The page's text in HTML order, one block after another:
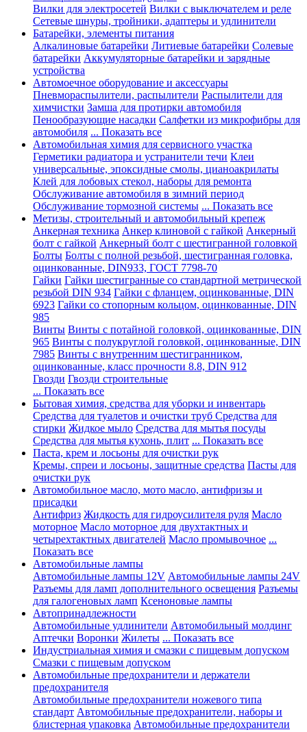
Вилки для электросетей Вилки с выключателем и реле
Сетевые шнуры, тройники, адаптеры и удлинители
Батарейки, элементы питания
Алкалиновые батарейки Литиевые батарейки Солевые
батарейки Аккумуляторные батарейки и зарядные
устройства
Автомоечное оборудование и аксессуары
Пневмораспылители, распылители Распылители для
химчистки Замша для протирки автомобиля
Пенообразующие насадки Салфетки из микрофибры для
автомобиля ... Показать все
Автомобильная химия для сервисного участка
Герметики радиатора и устранители течи Клеи
универсальные, эпоксидные смолы, цианоакрилаты
Клей для лобовых стекол, наборы для ремонта
Обслуживание автомобиля в зимний период
Обслуживание тормозной системы ... Показать все
Метизы, строительный и автомобильный крепеж
Анкерная техника Анкер клиновой с гайкой Анкерный
болт с гайкой Анкерный болт с шестигранной головкой
Болты Болты с полной резьбой, шестигранная головка,
оцинкованные, DIN933, ГОСТ 7798-70
Гайки Гайки шестигранные со стандартной метрической
резьбой DIN 934 Гайки с фланцем, оцинкованные, DIN
6923 Гайки со стопорным кольцом, оцинкованные, DIN
985
Винты Винты с потайной головкой, оцинкованные, DIN
965 Винты с полукруглой головкой, оцинкованные, DIN
7985 Винты с внутренним шестигранником,
оцинкованные, класс прочности 8.8, DIN 912
Гвозди Гвозди строительные
... Показать все
Бытовая химия, средства для уборки и инвентарь
Средства для туалетов и очистки труб Средства для
стирки Жидкое мыло Средства для мытья посуды
Средства для мытья кухонь, плит ... Показать все
Паста, крем и лосьоны для очистки рук
Кремы, спреи и лосьоны, защитные средства Пасты для
очистки рук
Автомобильное масло, мото масло, антифризы и
присадки
Антифриз Жидкость для гидроусилителя руля Масло
моторное Масло моторное для двухтактных и
четырехтактных двигателей Масло промывочное ...
Показать все
Автомобильные лампы
Автомобильные лампы 12V Автомобильные лампы 24V
Разъемы для ламп дополнительного освещения Разъемы
для галогеновых ламп Ксеноновые лампы
Автопринадлежности
Автомобильные удлинители Автомобильный молдинг
Аптечки Воронки Жилеты ... Показать все
Индустриальная химия и смазки с пищевым допуском
Смазки с пищевым допуском
Автомобильные предохранители и держатели
предохранителя
Автомобильные предохранители ножевого типа
стандарт Автомобильные предохранители, наборы и
блистерная упаковка Автомобильные предохранители